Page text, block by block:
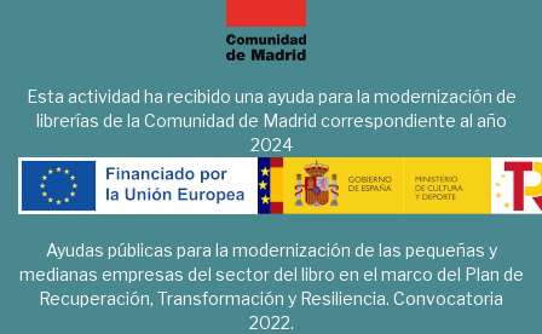
Esta actividad ha recibido una ayuda para la modernización de
librerías de la Comunidad de Madrid correspondiente al año
2024
Ayudas públicas para la modernización de las pequeñas y
medianas empresas del sector del libro en el marco del Plan de
Recuperación, Transformación y Resiliencia. Convocatoria
2022.